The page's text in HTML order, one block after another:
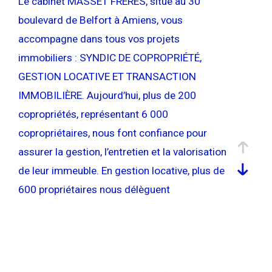
boulevard de Belfort à Amiens, vous
accompagne dans tous vos projets
immobiliers : SYNDIC DE COPROPRIÉTÉ,
GESTION LOCATIVE ET TRANSACTION
IMMOBILIÈRE. Aujourd’hui, plus de 200
copropriétés, représentant 6 000
copropriétaires, nous font confiance pour
assurer la gestion, l’entretien et la valorisation
de leur immeuble. En gestion locative, plus de
600 propriétaires nous délèguent
Pièces
Pièces
Localisation
Surface
AFFINER LES CRITÈRES
PARKING TERRASSE